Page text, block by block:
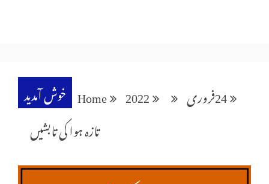
خوش آمدید Home 2022 فروری24
تازہ ہوا کی تابشیں